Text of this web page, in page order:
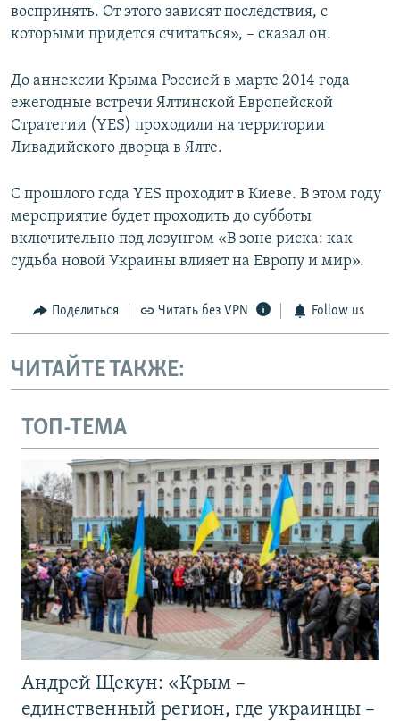
воспринять. От этого зависят последствия, с
которыми придется считаться», – сказал он.
До аннексии Крыма Россией в марте 2014 года
ежегодные встречи Ялтинской Европейской
Стратегии (YES) проходили на территории
Ливадийского дворца в Ялте.
С прошлого года YES проходит в Киеве. В этом году
мероприятие будет проходить до субботы
включительно под лозунгом «В зоне риска: как
судьба новой Украины влияет на Европу и мир».
Поделиться Читать без VPN Follow us
ЧИТАЙТЕ ТАКЖЕ:
ТОП-ТЕМА
Андрей Щекун: «Крым –
единственный регион, где украинцы –